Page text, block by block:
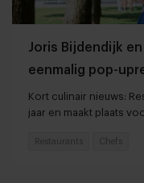
Joris Bijdendijk
eenmalig pop-
Kort culinair nieuws:
jaar en maakt plaats
Restaurants Chefs